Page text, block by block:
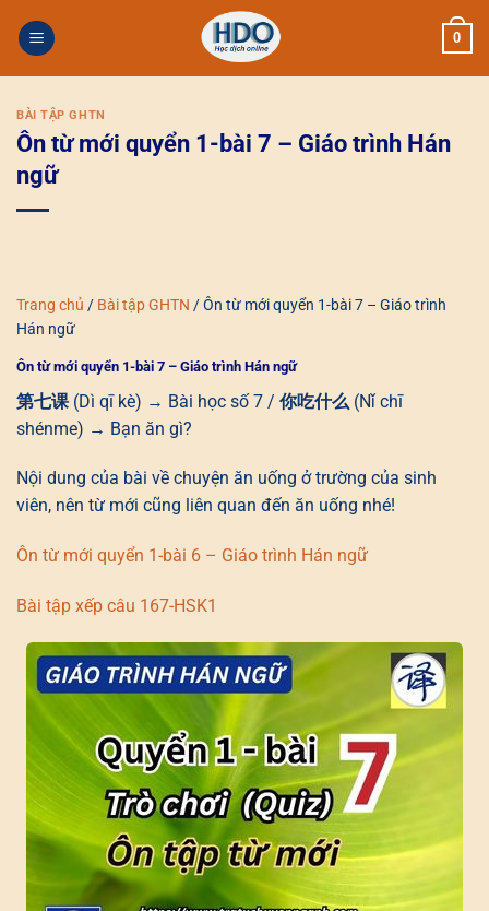
0
BÀI TẬP GHTN
Ôn từ mới quyển 1-bài 7 – Giáo trình Hán
ngữ
Trang chủ / Bài tập GHTN /Ôn từ mới quyển 1-bài 7 – Giáo trình
Hán ngữ
Ôn từ mới quyển 1-bài 7 – Giáo trình Hán ngữ
第七课 (Dì qī kè) → Bài học số 7 / 你吃什么 (Nǐ chī
shénme) → Bạn ăn gì?
Nội dung của bài về chuyện ăn uống ở trường của sinh
viên, nên từ mới cũng liên quan đến ăn uống nhé!
Ôn từ mới quyển 1-bài 6 – Giáo trình Hán ngữ
Bài tập xếp câu 167-HSK1